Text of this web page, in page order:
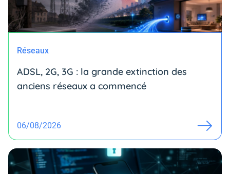
Réseaux
ADSL, 2G, 3G : la grande extinction des
anciens réseaux a commencé
06/08/2026